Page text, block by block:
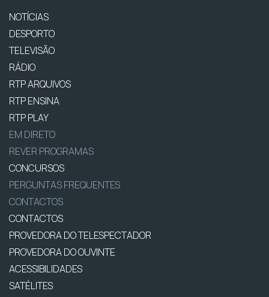
NOTÍCIAS
DESPORTO
TELEVISÃO
RÁDIO
RTP ARQUIVOS
RTP ENSINA
RTP PLAY
EM DIRETO
REVER PROGRAMAS
CONCURSOS
PERGUNTAS FREQUENTES
CONTACTOS
CONTACTOS
PROVEDORA DO TELESPECTADOR
PROVEDORA DO OUVINTE
ACESSIBILIDADES
SATÉLITES